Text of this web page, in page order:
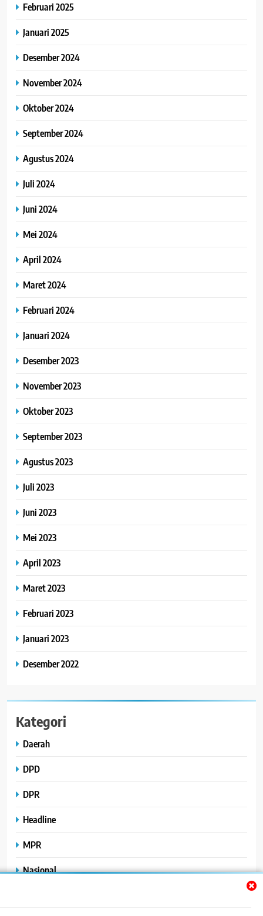
Februari 2025
Januari 2025
Desember 2024
November 2024
Oktober 2024
September 2024
Agustus 2024
Juli 2024
Juni 2024
Mei 2024
April 2024
Maret 2024
Februari 2024
Januari 2024
Desember 2023
November 2023
Oktober 2023
September 2023
Agustus 2023
Juli 2023
Juni 2023
Mei 2023
April 2023
Maret 2023
Februari 2023
Januari 2023
Desember 2022
Kategori
Daerah
DPD
DPR
Headline
MPR
Nasional